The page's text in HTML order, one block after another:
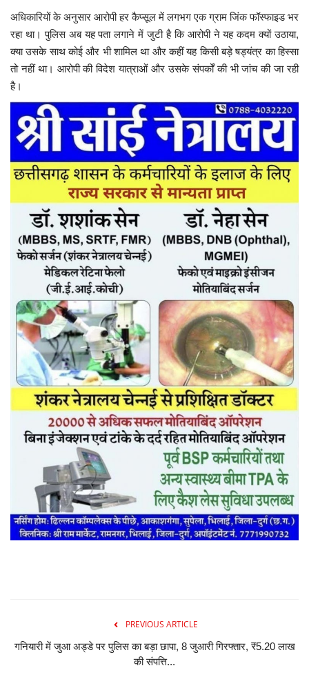
अधिकारियों के अनुसार आरोपी हर कैप्सूल में लगभग एक ग्राम जिंक फॉस्फाइड भर
रहा था। पुलिस अब यह पता लगाने में जुटी है कि आरोपी ने यह कदम क्यों उठाया,
क्या उसके साथ कोई और भी शामिल था और कहीं यह किसी बड़े षड्यंत्र का हिस्सा
तो नहीं था। आरोपी की विदेश यात्राओं और उसके संपर्कों की भी जांच की जा रही
है।
PREVIOUS ARTICLE
गनियारी में जुआ अड्डे पर पुलिस का बड़ा छापा, 8 जुआरी गिरफ्तार, ₹5.20 लाख
की संपत्ति...